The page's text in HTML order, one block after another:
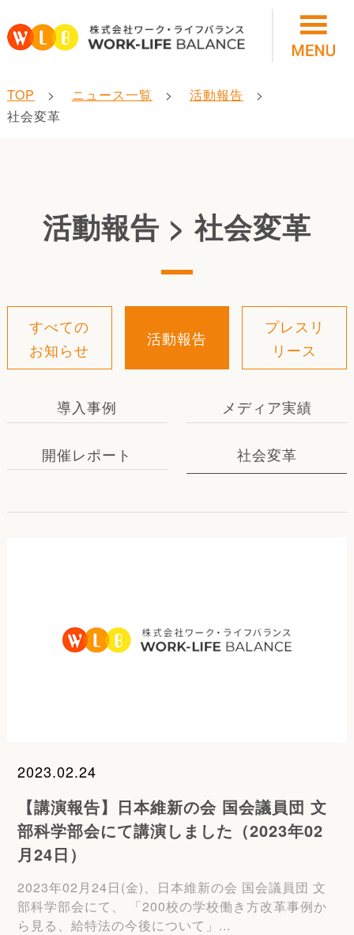
TOP ニュース一覧
活動報告
社会変革
活動報告 > 社会変革
すべての
お知らせ
活動報告
プレスリ
リース
導入事例 メディア実績
開催レポート 社会変革
2023.02.24
【講演報告】日本維新の会 国会議員団 文
部科学部会にて講演しました（2023年02
月24日）
2023年02月24日(金)、日本維新の会 国会議員団 文
部科学部会にて、 「200校の学校働き方改革事例か
ら見る、給特法の今後について」...